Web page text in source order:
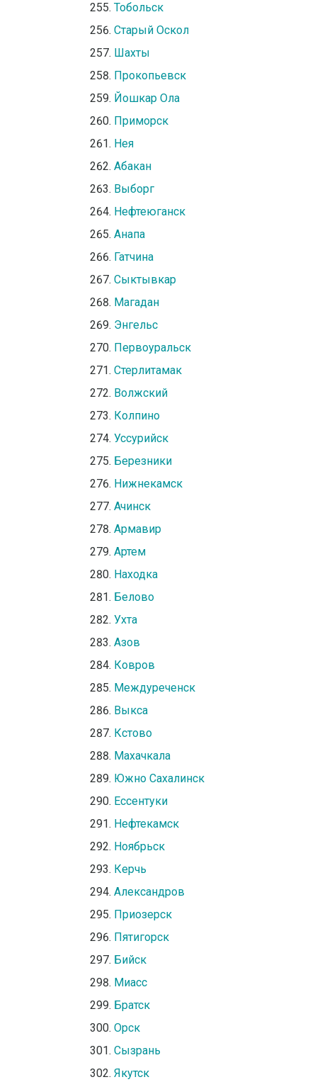
Тобольск
Старый Оскол
Шахты
Прокопьевск
Йошкар Ола
Приморск
Нея
Абакан
Выборг
Нефтеюганск
Анапа
Гатчина
Сыктывкар
Магадан
Энгельс
Первоуральск
Стерлитамак
Волжский
Колпино
Уссурийск
Березники
Нижнекамск
Ачинск
Армавир
Артем
Находка
Белово
Ухта
Азов
Ковров
Междуреченск
Выкса
Кстово
Махачкала
Южно Сахалинск
Ессентуки
Нефтекамск
Ноябрьск
Керчь
Александров
Приозерск
Пятигорск
Бийск
Миасс
Братск
Орск
Сызрань
Якутск